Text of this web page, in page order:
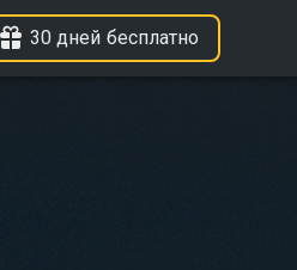
30 дней бесплатно